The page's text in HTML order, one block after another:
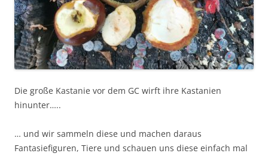
Die große Kastanie vor dem GC wirft ihre Kastanien
hinunter…..
… und wir sammeln diese und machen daraus
Fantasiefiguren, Tiere und schauen uns diese einfach mal